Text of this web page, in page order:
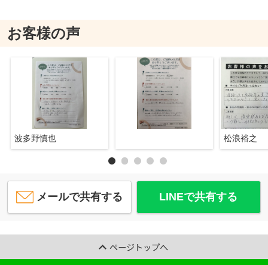
お客様の声
波多野慎也 松浪裕之
メールで共有する LINEで共有する
ページトップへ